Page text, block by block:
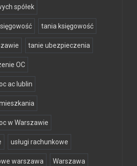
spółek
tania księgowość
tanie ubezpieczenia
OC
ac lublin
w Warszawie
usługi rachunkowe
warszawa Warszawa